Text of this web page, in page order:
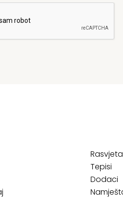
Rasvjeta
Tepisi
Dodaci